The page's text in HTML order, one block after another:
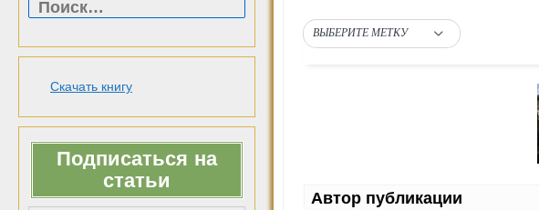
Скачать книгу
Подписаться на
статьи
ВЫБЕРИТЕ МЕТКУ
Автор публикации